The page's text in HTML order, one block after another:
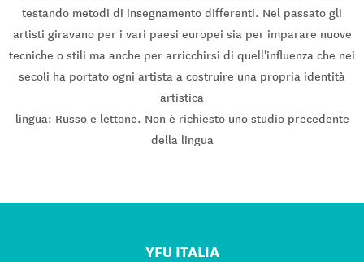
testando metodi di insegnamento differenti. Nel passato gli
artisti giravano per i vari paesi europei sia per imparare nuove
tecniche o stili ma anche per arricchirsi di quell'influenza che nei
secoli ha portato ogni artista a costruire una propria identità
artistica
lingua: Russo e lettone. Non è richiesto uno studio precedente
della lingua
YFU ITALIA